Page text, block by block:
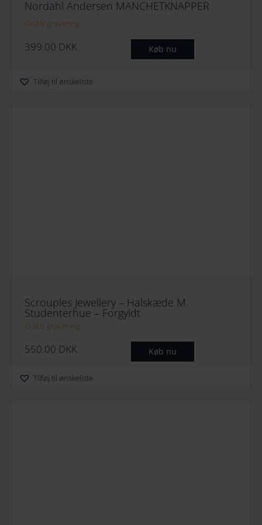
Nordahl Andersen MANCHETKNAPPER
Gratis gravering
399.00 DKK Køb nu
Tilføj til ønskeliste
Scrouples Jewellery – Halskæde M.
Studenterhue – Forgyldt
Gratis gravering
550.00 DKK Køb nu
Tilføj til ønskeliste